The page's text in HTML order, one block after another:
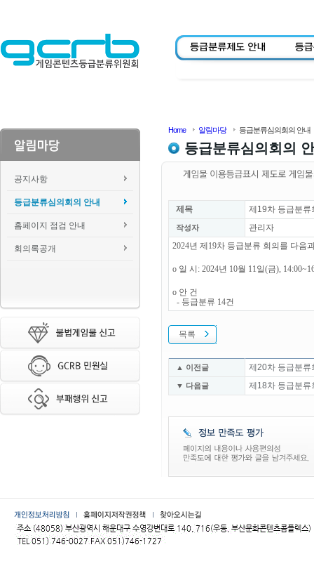
공지사항
등급분류심의회의 안내
홈페이지 점검 안내
회의록공개
Home 알림마당 등급분류심의회의 안내
등급분류심의회의
제목 제19차 등급분류
작성자
관리자
2024년 제19차 등급분류 회의를 다음
o 일 시: 2024년 10월 11일(금),
o 안 건
- 등급분류 14건
목록
▲ 이전글 제20차 등급분류
▼ 다음글 제18차 등급분류